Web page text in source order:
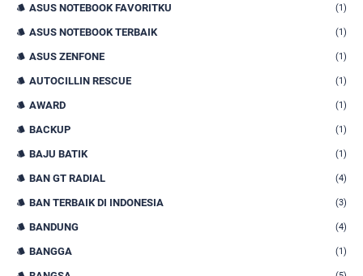
ASUS NOTEBOOK FAVORITKU (1)
ASUS NOTEBOOK TERBAIK (1)
ASUS ZENFONE (1)
AUTOCILLIN RESCUE (1)
AWARD (1)
BACKUP (1)
BAJU BATIK (1)
BAN GT RADIAL (4)
BAN TERBAIK DI INDONESIA (3)
BANDUNG (4)
BANGGA (1)